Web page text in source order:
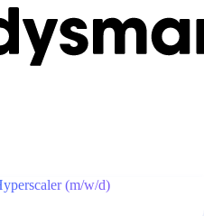
(m/w/d)